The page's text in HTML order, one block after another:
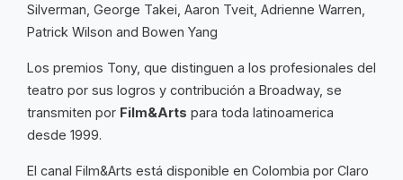
Silverman, George Takei, Aaron Tveit, Adrienne Warren,
Patrick Wilson and Bowen Yang
Los premios Tony, que distinguen a los profesionales del
teatro por sus logros y contribución a Broadway, se
transmiten por Film&Arts para toda latinoamerica
desde 1999.
El canal Film&Arts está disponible en Colombia por Claro